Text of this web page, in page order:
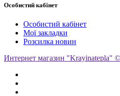
Особистий кабінет
Особистий кабінет
Мої закладки
Розсилка новин
Интернет магазин "Krayinatepla"